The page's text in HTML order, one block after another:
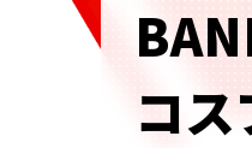
コ